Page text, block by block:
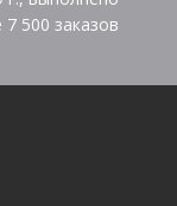
7 500 заказов